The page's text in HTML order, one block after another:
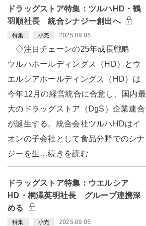
ドラッグストア特集：ツルハHD・鶴
羽順社長 統合シナジー創出へ
特集 小売 2025.09.05
◇注目チェーンの25年成長戦略
ツルハホールディングス（HD）とウ
エルシアホールディングス（HD）は
今年12月の経営統合に合意し、国内最
大のドラッグストア（DgS）企業連合
が誕生する。統合会社ツルハHDはイ
オンの子会社として食品分野でのシナ
ジーを生…続きを読む
ドラッグストア特集：ウエルシア
HD・桐澤英明社長 グループ連携深
める
特集 小売 2025.09.05